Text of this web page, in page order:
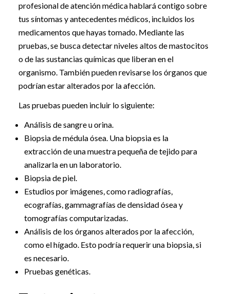
profesional de atención médica hablará contigo sobre
tus síntomas y antecedentes médicos, incluidos los
medicamentos que hayas tomado. Mediante las
pruebas, se busca detectar niveles altos de mastocitos
o de las sustancias químicas que liberan en el
organismo. También pueden revisarse los órganos que
podrían estar alterados por la afección.
Las pruebas pueden incluir lo siguiente:
Análisis de sangre u orina.
Biopsia de médula ósea. Una biopsia es la
extracción de una muestra pequeña de tejido para
analizarla en un laboratorio.
Biopsia de piel.
Estudios por imágenes, como radiografías,
ecografías, gammagrafías de densidad ósea y
tomografías computarizadas.
Análisis de los órganos alterados por la afección,
como el hígado. Esto podría requerir una biopsia, si
es necesario.
Pruebas genéticas.